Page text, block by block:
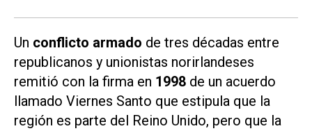
Un conflicto armado de tres décadas entre
republicanos y unionistas norirlandeses
remitió con la firma en 1998 de un acuerdo
llamado Viernes Santo que estipula que la
región es parte del Reino Unido, pero que la